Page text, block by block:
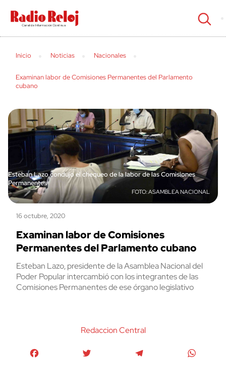
cerrar
Inicio Noticias Nacionales
Examinan labor de Comisiones Permanentes del Parlamento
cubano
Esteban Lazo condujo el chequeo de la labor de las Comisiones
Permanentes
ASAMBLEA NACIONAL
16 octubre, 2020
Examinan labor de Comisiones
Permanentes del Parlamento cubano
Esteban Lazo, presidente de la Asamblea Nacional del
Poder Popular intercambió con los integrantes de las
Comisiones Permanentes de ese órgano legislativo
Redaccion Central